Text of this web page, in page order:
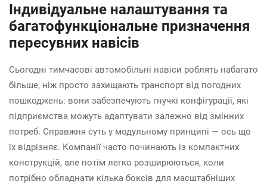
Індивідуальне налаштування та
багатофункціональне призначення
пересувних навісів
Сьогодні тимчасові автомобільні навіси роблять набагато
більше, ніж просто захищають транспорт від погодних
пошкоджень: вони забезпечують гнучкі конфігурації, які
підприємства можуть адаптувати залежно від змінних
потреб. Справжня суть у модульному принципі — ось що
їх відрізняє. Компанії часто починають із компактних
конструкцій, але потім легко розширюються, коли
потрібно обладнати кілька боксів для масштабніших